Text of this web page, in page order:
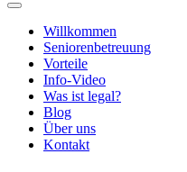
Willkommen
Seniorenbetreuung
Vorteile
Info-Video
Was ist legal?
Blog
Über uns
Kontakt